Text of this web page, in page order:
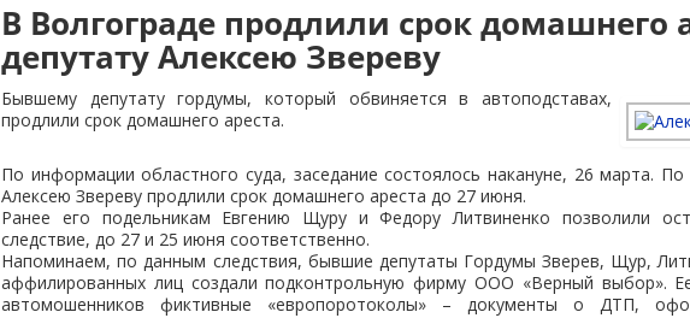
В Волгограде продлили срок домашнего
депутату Алексею Звереву
Бывшему депутату гордумы, который обвиняется в автоподставах,
продлили срок домашнего ареста.
По информации областного суда, заседание состоялось накануне, 26 марта. По
Алексею Звереву продлили срок домашнего ареста до 27 июня.
Ранее его подельникам Евгению Щуру и Федору Литвиненко позволили
следствие, до 27 и 25 июня соответственно.
Напоминаем, по данным следствия, бывшие депутаты Гордумы Зверев, Щур,
аффилированных лиц создали подконтрольную фирму ООО «Верный выбор».
автомошенников фиктивные «европоротоколы» – документы о ДТП,